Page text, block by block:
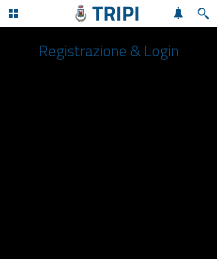
Registrazione & Login